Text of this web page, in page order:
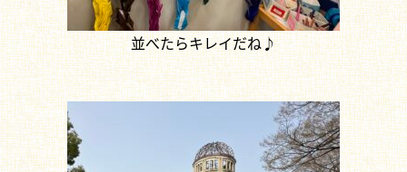
並べたらキレイだね♪